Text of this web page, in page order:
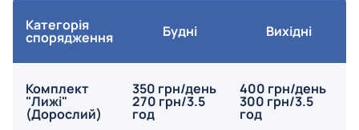
Категорія
спорядження Будні Вихідні
Комплект
"Лижі"
(Дорослий)
350 грн/день
270 грн/3.5
год
400 грн/день
300 грн/3.5
год